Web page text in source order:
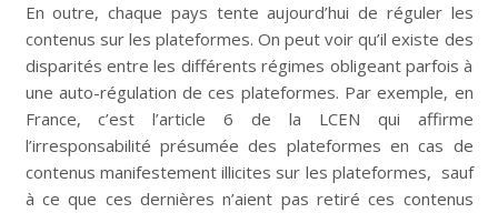
En outre, chaque pays tente aujourd’hui de réguler les
contenus sur les plateformes. On peut voir qu’il existe des
disparités entre les différents régimes obligeant parfois à
une auto-régulation de ces plateformes. Par exemple, en
France, c’est l’article 6 de la LCEN qui affirme
l’irresponsabilité présumée des plateformes en cas de
contenus manifestement illicites sur les plateformes, sauf
à ce que ces dernières n’aient pas retiré ces contenus